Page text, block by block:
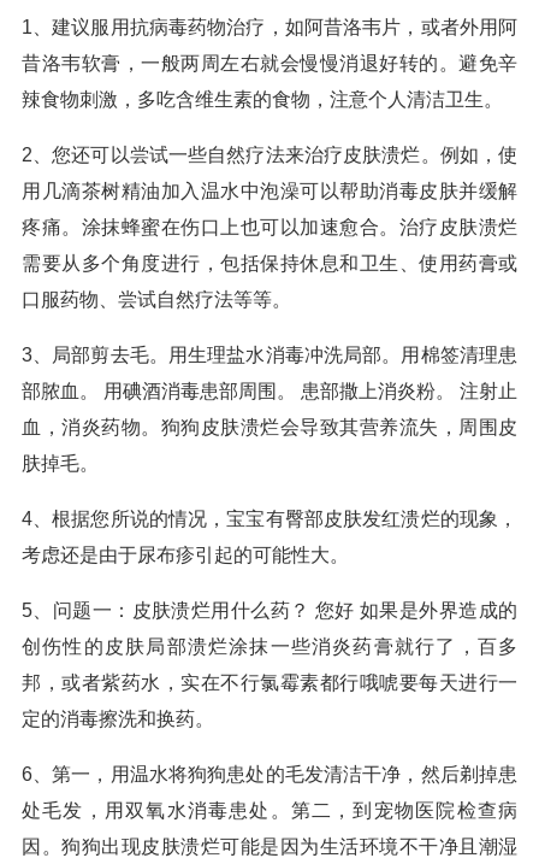
1、建议服用抗病毒药物治疗，如阿昔洛韦片，或者外用阿
昔洛韦软膏，一般两周左右就会慢慢消退好转的。避免辛
辣食物刺激，多吃含维生素的食物，注意个人清洁卫生。
2、您还可以尝试一些自然疗法来治疗皮肤溃烂。例如，使
用几滴茶树精油加入温水中泡澡可以帮助消毒皮肤并缓解
疼痛。涂抹蜂蜜在伤口上也可以加速愈合。治疗皮肤溃烂
需要从多个角度进行，包括保持休息和卫生、使用药膏或
口服药物、尝试自然疗法等等。
3、局部剪去毛。用生理盐水消毒冲洗局部。用棉签清理患
部脓血。 用碘酒消毒患部周围。 患部撒上消炎粉。 注射止
血，消炎药物。狗狗皮肤溃烂会导致其营养流失，周围皮
肤掉毛。
4、根据您所说的情况，宝宝有臀部皮肤发红溃烂的现象，
考虑还是由于尿布疹引起的可能性大。
5、问题一：皮肤溃烂用什么药？ 您好 如果是外界造成的
创伤性的皮肤局部溃烂涂抹一些消炎药膏就行了，百多
邦，或者紫药水，实在不行氯霉素都行哦唬要每天进行一
定的消毒擦洗和换药。
6、第一，用温水将狗狗患处的毛发清洁干净，然后剃掉患
处毛发，用双氧水消毒患处。第二，到宠物医院检查病
因。狗狗出现皮肤溃烂可能是因为生活环境不干净且潮湿